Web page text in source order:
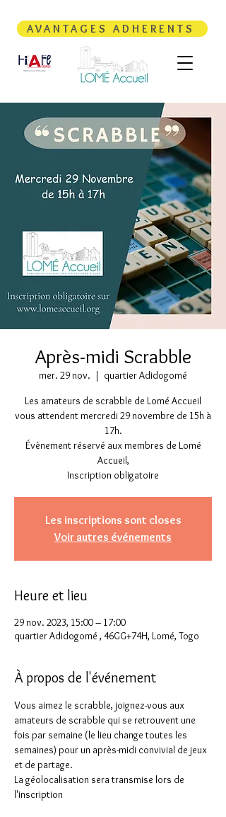
AVANTAGES ADHERENTS
Après-midi Scrabble
mer. 29 nov.
  |
quartier Adidogomé
Les amateurs de scrabble de Lomé Accueil
vous attendent mercredi 29 novembre de 15h à
17h.
Évènement réservé aux membres de Lomé
Accueil,
Inscription obligatoire
Les inscriptions sont closes
Voir autres événements
Heure et lieu
29 nov. 2023, 15:00 – 17:00
quartier Adidogomé , 46GG+74H, Lomé, Togo
À propos de l'événement
Vous aimez le scrabble, joignez-vous aux
amateurs de scrabble qui se retrouvent une
fois par semaine (le lieu change toutes les
semaines) pour un après-midi convivial de jeux
et de partage.
La géolocalisation sera transmise lors de
l'inscription